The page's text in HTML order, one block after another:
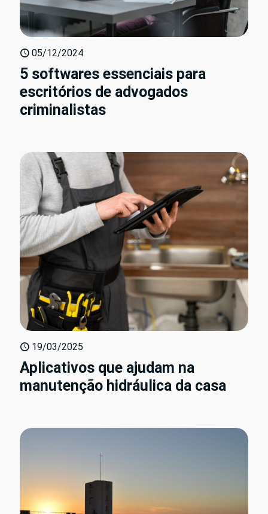
05/12/2024
5 softwares essenciais para
escritórios de advogados
criminalistas
19/03/2025
Aplicativos que ajudam na
manutenção hidráulica da casa